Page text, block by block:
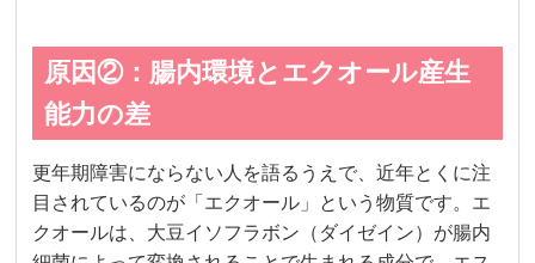
原因②：腸内環境とエクオール産生
能力の差
更年期障害にならない人を語るうえで、近年とくに注
目されているのが「エクオール」という物質です。エ
クオールは、大豆イソフラボン（ダイゼイン）が腸内